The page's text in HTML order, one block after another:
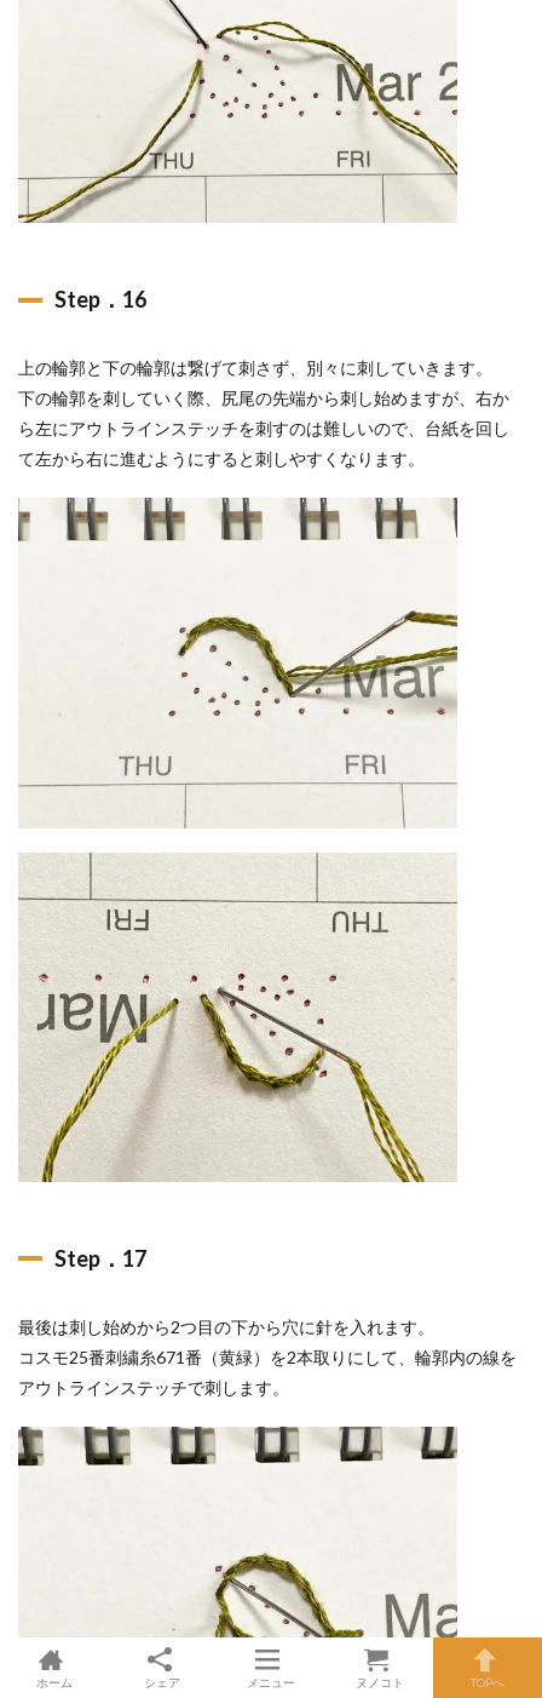
Step．16
上の輪郭と下の輪郭は繋げて刺さず、別々に刺していきます。
下の輪郭を刺していく際、尻尾の先端から刺し始めますが、右か
ら左にアウトラインステッチを刺すのは難しいので、台紙を回し
て左から右に進むようにすると刺しやすくなります。
Step．17
最後は刺し始めから2つ目の下から穴に針を入れます。
コスモ25番刺繍糸671番（黄緑）を2本取りにして、輪郭内の線を
アウトラインステッチで刺します。
ホーム シェア メニュー ヌノコト TOPへ